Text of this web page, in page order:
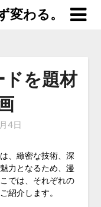
変わる。
を題材
4日
、緻密な技術、深
力となるため、 漫
では、それぞれの
紹介します。